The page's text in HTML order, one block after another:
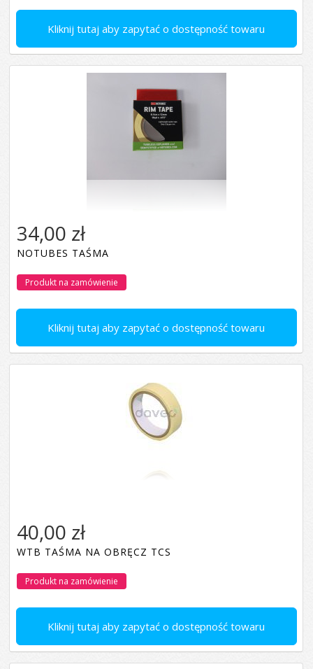
Kliknij tutaj aby zapytać o dostępność towaru
Kliknij tutaj aby zapytać o dostępność towaru
34,00 zł
NOTUBES TAŚMA
Produkt na zamówienie
Kliknij tutaj aby zapytać o dostępność towaru
40,00 zł
WTB TAŚMA NA OBRĘCZ TCS
Produkt na zamówienie